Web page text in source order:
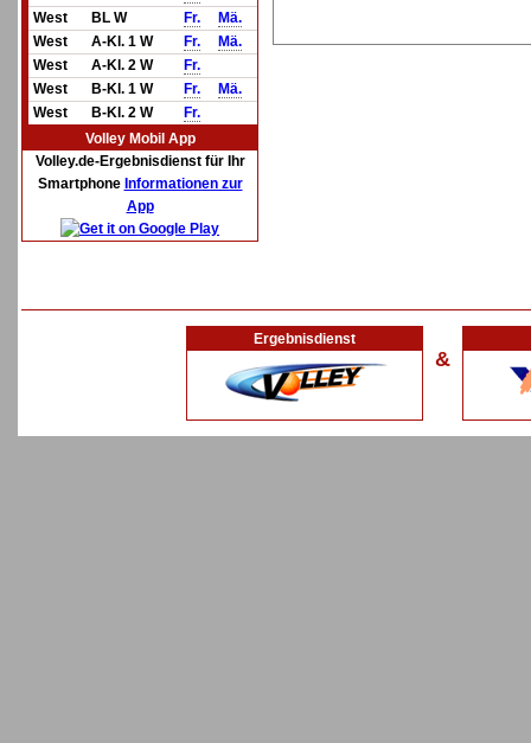
West
BL W Fr.
Mä.
West
A-Kl. 1 W Fr.
Mä.
West
A-Kl. 2 W
Fr.
West
B-Kl. 1 W Fr.
Mä.
West
B-Kl. 2 W
Fr.
Volley Mobil App
Volley.de-Ergebnisdienst für Ihr
Smartphone Informationen zur
App
Ergebnisdienst
&